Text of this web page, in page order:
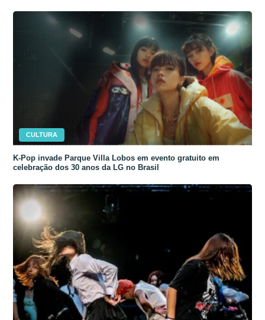
CULTURA
K-Pop invade Parque Villa Lobos em evento gratuito em
celebração dos 30 anos da LG no Brasil